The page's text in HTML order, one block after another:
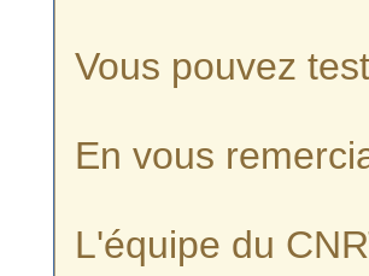
Vous pouvez
En vous
L'équipe du